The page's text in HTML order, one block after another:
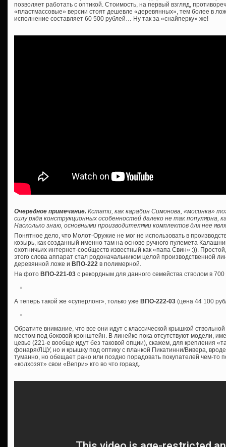
позволяет работать с оптикой. Стоимость, на первый взгляд,
«пластмассовые» версии стоят дешевле «деревянных», тем более в
исполнение составляет 60 500 рублей… Ну так за «снайперку» же!
Очередное примечание. Кстати, как карабин Симонова, «мосинка»
силу ряда конструкционных особенностей далеко не так популярна,
Насколько знаю, основными производителями комплектов для нее
Понятное дело, что Молот-Оружие не мог не использовать в
козырь, как созданный именно там на основе ручного пулемета
охотничьих интернет-сообществ известный как «папа Свин» :)).
этого слова аппарат стал родоначальником целой производственной
деревянной ложе и ВПО-222 в полимерной.
На фото ВПО-221-03 с рекордным для данного семейства стволом в
А теперь такой же «суперлонг», только уже ВПО-222-03 (цена 44 100
Обратите внимание, что все они идут с классической крышкой
местом под боковой кронштейн. В линейке пока отсутствуют модели,
цевье (221-е вообще идут без таковой опции), скажем, для крепления
фонаря/ЛЦУ, но и крышку под оптику с планкой Пикатинни/Вивера,
туманно, но обещает рано или поздно порадовать покупателей чем-то
«колхозят» свои «Вепри» кто во что горазд.